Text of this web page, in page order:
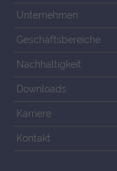
Unternehmen
Geschäftsbereiche
Nachhaltigkeit
Downloads
Karriere
Kontakt